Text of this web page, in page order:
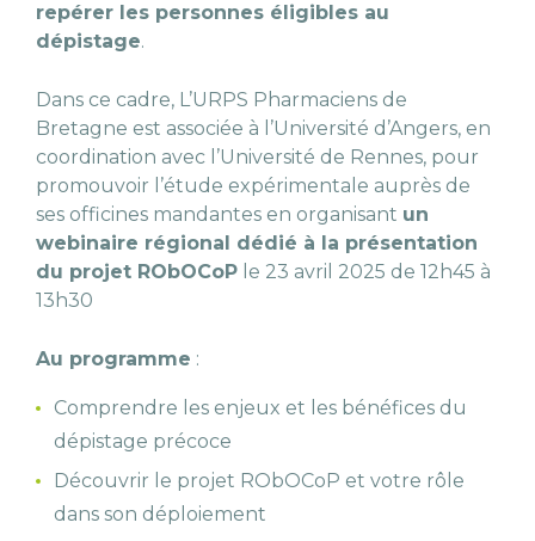
repérer les personnes éligibles au
dépistage.
Dans ce cadre, L’URPS Pharmaciens de
Bretagne est associée à l’Université d’Angers, en
coordination avec l’Université de Rennes, pour
promouvoir l’étude expérimentale auprès de
ses officines mandantes en organisant un
webinaire régional dédié à la présentation
du projet RObOCoP le 23 avril 2025 de 12h45 à
13h30
Au programme :
Comprendre les enjeux et les bénéfices du
dépistage précoce
Découvrir le projet RObOCoP et votre rôle
dans son déploiement